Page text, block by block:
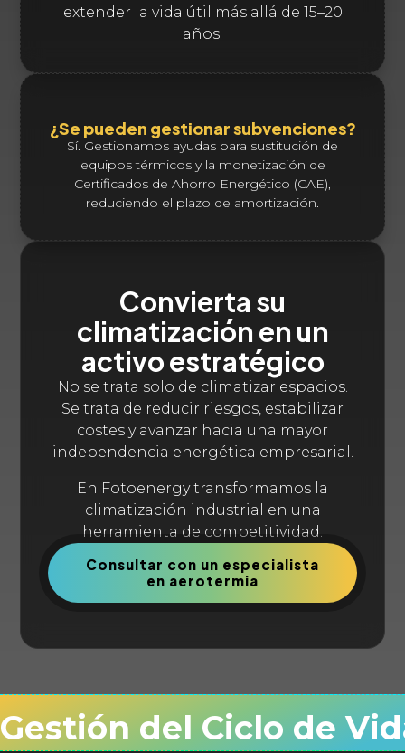
extender la vida útil más allá de 15–20
años.
¿Se pueden gestionar subvenciones?
Sí. Gestionamos ayudas para sustitución de
equipos térmicos y la monetización de
Certificados de Ahorro Energético (CAE),
reduciendo el plazo de amortización.
Convierta su
climatización en un
activo estratégico
No se trata solo de climatizar espacios.
Se trata de reducir riesgos, estabilizar
costes y avanzar hacia una mayor
independencia energética empresarial.
En Fotoenergy transformamos la
climatización industrial en una
herramienta de competitividad.
Consultar con un especialista
en aerotermia
Gestión del Ciclo de